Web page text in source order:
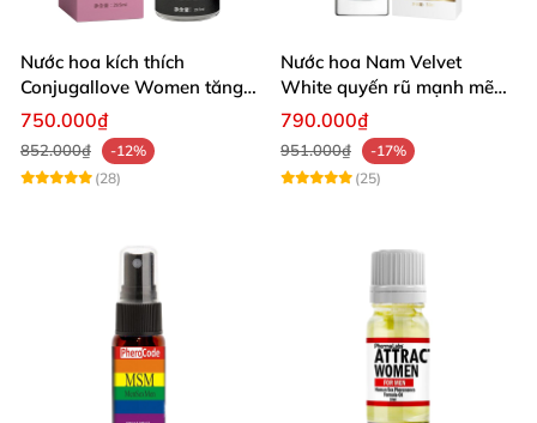
Nước hoa kích thích
Conjugallove Women tăng
quyến rũ mê hoặc
750.000₫
852.000₫
-12%
(28)
Nước hoa Nam Velvet
White quyến rũ mạnh mẽ
chai lớn hấp dẫn
790.000₫
951.000₫
-17%
(25)